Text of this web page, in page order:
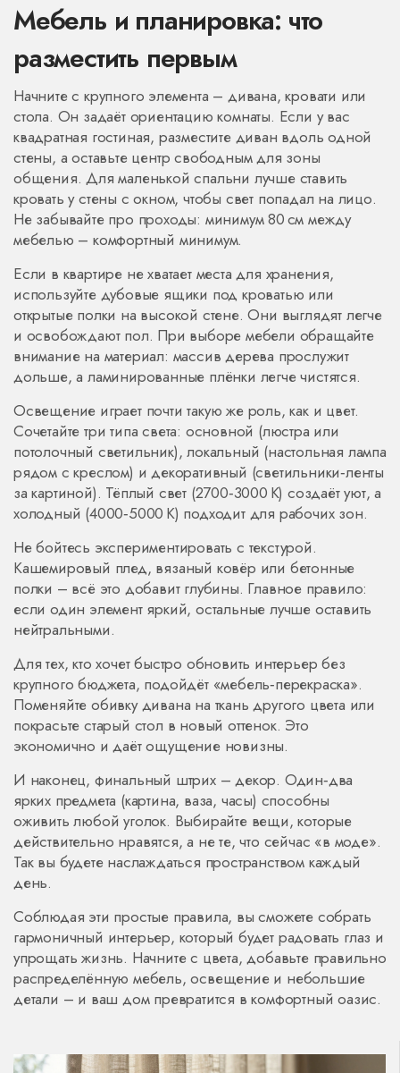
Мебель и планировка: что
разместить первым
Начните с крупного элемента – дивана, кровати или
стола. Он задаёт ориентацию комнаты. Если у вас
квадратная гостиная, разместите диван вдоль одной
стены, а оставьте центр свободным для зоны
общения. Для маленькой спальни лучше ставить
кровать у стены с окном, чтобы свет попадал на лицо.
Не забывайте про проходы: минимум 80 см между
мебелью – комфортный минимум.
Если в квартире не хватает места для хранения,
используйте дубовые ящики под кроватью или
открытые полки на высокой стене. Они выглядят легче
и освобождают пол. При выборе мебели обращайте
внимание на материал: массив дерева прослужит
дольше, а ламинированные плёнки легче чистятся.
Освещение играет почти такую же роль, как и цвет.
Сочетайте три типа света: основной (люстра или
потолочный светильник), локальный (настольная лампа
рядом с креслом) и декоративный (светильники‑ленты
за картиной). Тёплый свет (2700‑3000 K) создаёт уют, а
холодный (4000‑5000 К) подходит для рабочих зон.
Не бойтесь экспериментировать с текстурой.
Кашемировый плед, вязаный ковёр или бетонные
полки – всё это добавит глубины. Главное правило:
если один элемент яркий, остальные лучше оставить
нейтральными.
Для тех, кто хочет быстро обновить интерьер без
крупного бюджета, подойдёт «мебель‑перекраска».
Поменяйте обивку дивана на ткань другого цвета или
покрасьте старый стол в новый оттенок. Это
экономично и даёт ощущение новизны.
И наконец, финальный штрих – декор. Один‑два
ярких предмета (картина, ваза, часы) способны
оживить любой уголок. Выбирайте вещи, которые
действительно нравятся, а не те, что сейчас «в моде».
Так вы будете наслаждаться пространством каждый
день.
Соблюдая эти простые правила, вы сможете собрать
гармоничный интерьер, который будет радовать глаз и
упрощать жизнь. Начните с цвета, добавьте правильно
распределённую мебель, освещение и небольшие
детали – и ваш дом превратится в комфортный оазис.